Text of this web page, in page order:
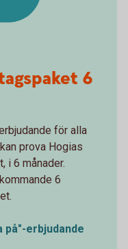
6
för alla
prova Hogias
i 6 månader.
6
erbjudande